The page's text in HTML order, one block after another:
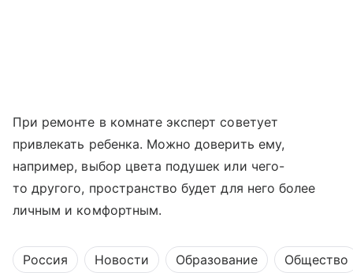
При ремонте в комнате эксперт советует
привлекать ребенка. Можно доверить ему,
например, выбор цвета подушек или чего-
то другого, пространство будет для него более
личным и комфортным.
Россия Новости Образование Общество